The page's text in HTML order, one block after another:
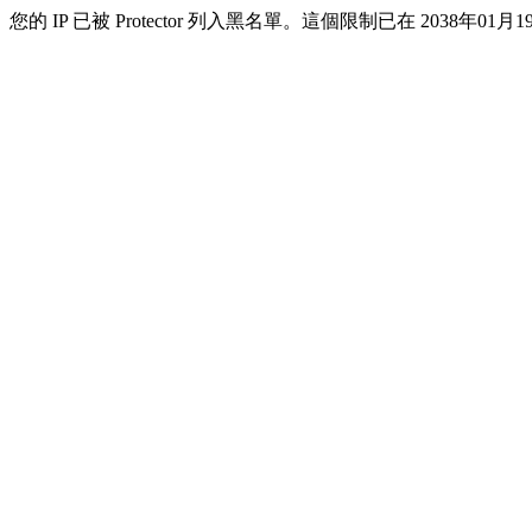
您的 IP 已被 Protector 列入黑名單。這個限制已在 2038年01月